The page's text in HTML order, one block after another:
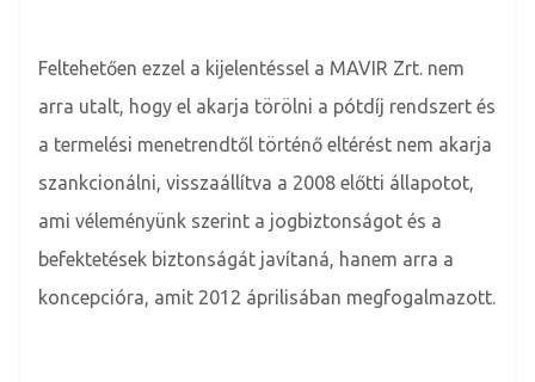
Feltehetően ezzel a kijelentéssel a MAVIR Zrt. nem
arra utalt, hogy el akarja törölni a pótdíj rendszert és
a termelési menetrendtől történő eltérést nem akarja
szankcionálni, visszaállítva a 2008 előtti állapotot,
ami véleményünk szerint a jogbiztonságot és a
befektetések biztonságát javítaná, hanem arra a
koncepcióra, amit 2012 áprilisában megfogalmazott.